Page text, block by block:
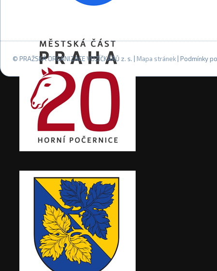
© PRAŽSKÁ ORGANIZACE VOZÍČKÁŘŮ z. s. | Mapa stránek | Podmínky